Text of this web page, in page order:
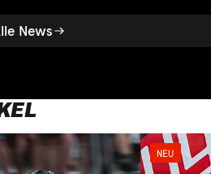
News
NEU